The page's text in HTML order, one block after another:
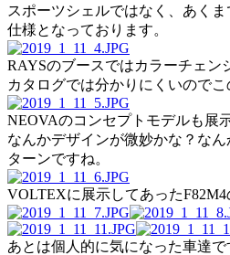
スポーツシェルではなく、あく
仕様となっております。
RAYSのブースではカラーチェン
カタログでは分かりにくいのでこ
NEOVAのコンセプトモデルも展
なんかデザインが微妙かな？な
ターンですね。
VOLTEXに展示してあったF82M4
あとは個人的に気になった車達で